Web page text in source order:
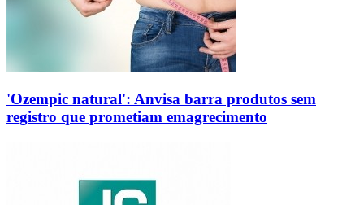
'Ozempic natural': Anvisa barra produtos sem
registro que prometiam emagrecimento